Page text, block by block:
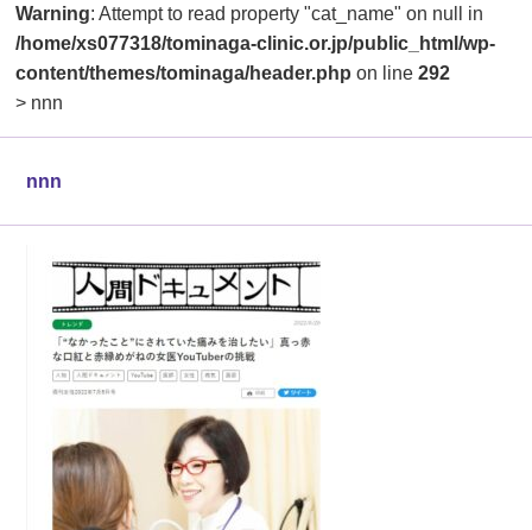
Warning: Attempt to read property "cat_name" on null in
/home/xs077318/tominaga-clinic.or.jp/public_html/wp-
content/themes/tominaga/header.php on line292
> nnn
nnn